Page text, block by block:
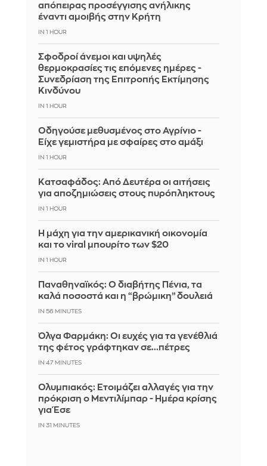
απόπειρας προσέγγισης ανήλικης
έναντι αμοιβής στην Κρήτη
IN 1 HOUR
Σφοδροί άνεμοι και υψηλές
θερμοκρασίες τις επόμενες ημέρες -
Συνεδρίαση της Επιτροπής Εκτίμησης
Κινδύνου
IN 1 HOUR
Οδηγούσε μεθυσμένος στο Αγρίνιο -
Είχε γεμιστήρα με σφαίρες στο αμάξι
IN 1 HOUR
Κατσαφάδος: Από Δευτέρα οι αιτήσεις
για αποζημιώσεις στους πυρόπληκτους
IN 1 HOUR
Η μάχη για την αμερικανική οικονομία
και το viral μπουρίτο των $20
IN 1 HOUR
Παναθηναϊκός: Ο διαβήτης Πένια, τα
καλά ποσοστά και η “βρώμικη” δουλειά
IN 56 MINUTES
Όλγα Φαρμάκη: Οι ευχές για τα γενέθλιά
της φέτος γράφτηκαν σε...πέτρες
IN 47 MINUTES
Ολυμπιακός: Ετοιμάζει αλλαγές για την
πρόκριση ο Μεντιλίμπαρ - Ημέρα κρίσης
για Έσε
IN 31 MINUTES